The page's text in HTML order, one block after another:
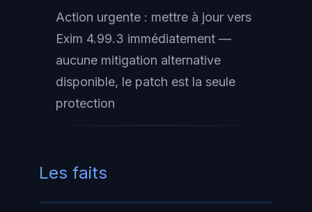
Action urgente : mettre à jour vers
Exim 4.99.3 immédiatement —
aucune mitigation alternative
disponible, le patch est la seule
protection
Les faits